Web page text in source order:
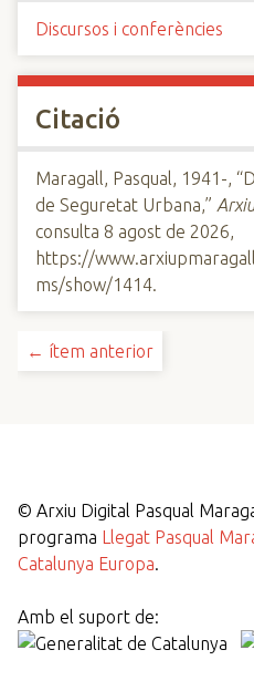
Discursos i conferències
Citació
Maragall, Pasqual, 1941-,
de Seguretat Urbana,”
consulta 8 agost de 2026,
https://
ms/show/1414.
← ítem anterior
© Arxiu Digital Pasqual
programa Llegat Pasqual
Catalunya Europa.
Amb el suport de: